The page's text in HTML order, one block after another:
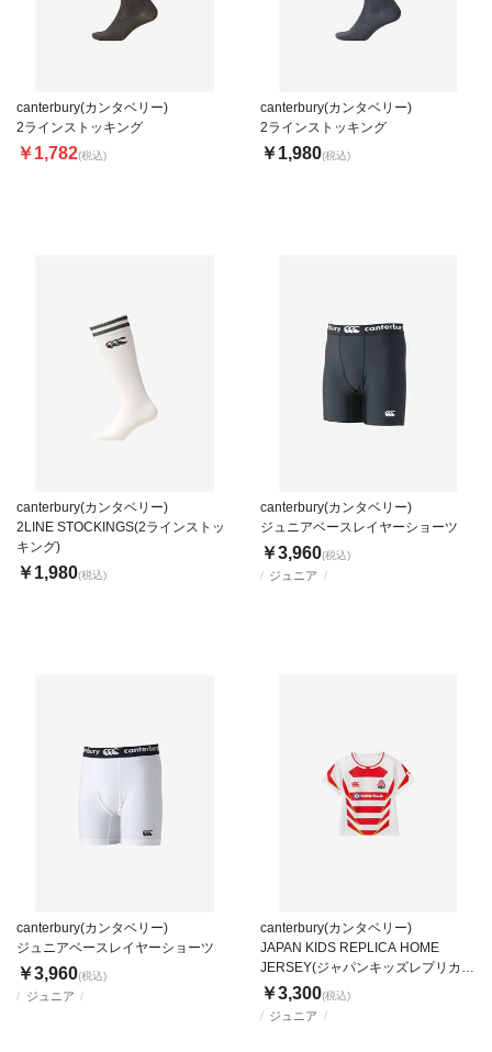
canterbury(カンタベリー)
2ラインストッキング
￥1,782(税込)
canterbury(カンタベリー)
2ラインストッキング
￥1,980(税込)
canterbury(カンタベリー)
2LINE STOCKINGS(2ラインストッ
キング)
￥1,980(税込) ジュニア
canterbury(カンタベリー)
ジュニアベースレイヤーショーツ
￥3,960(税込)
ジュニア
canterbury(カンタベリー)
ジュニアベースレイヤーショーツ
￥3,960(税込)
ジュニア
canterbury(カンタベリー)
JAPAN KIDS REPLICA HOME
JERSEY(ジャパンキッズレプリカホ
ームジャージ)
￥3,300(税込)